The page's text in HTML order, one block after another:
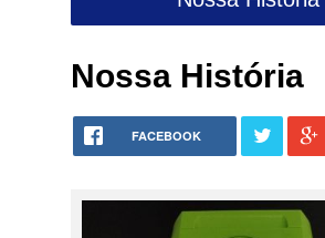
Nossa História
FACEBOOK